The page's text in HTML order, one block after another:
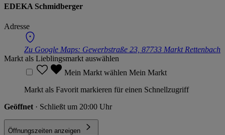
EDEKA Schmidberger
Adresse
Zu Google Maps: Gewerbstraße 23, 87733 Markt Rettenbach
Markt als Lieblingsmarkt auswählen
Mein Markt wählen Mein Markt
Markt als Favorit markieren für einen Schnellzugriff
Geöffnet · Schließt um 20:00 Uhr
Öffnungszeiten anzeigen